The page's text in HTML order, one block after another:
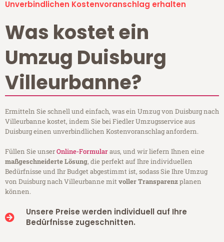
Unverbindlichen Kostenvoranschlag erhalten
Was kostet ein
Umzug Duisburg
Villeurbanne?
Ermitteln Sie schnell und einfach, was ein Umzug von Duisburg nach
Villeurbanne kostet, indem Sie bei Fiedler Umzugsservice aus
Duisburg einen unverbindlichen Kostenvoranschlag anfordern.
Füllen Sie unserOnline-Formularaus, und wir liefern Ihnen eine
maßgeschneiderte Lösung, die perfekt auf Ihre individuellen
Bedürfnisse und Ihr Budget abgestimmt ist, sodass Sie Ihre Umzug
von Duisburg nach Villeurbanne mitvoller Transparenzplanen
können.
Unsere Preise werden individuell auf Ihre
Bedürfnisse zugeschnitten.